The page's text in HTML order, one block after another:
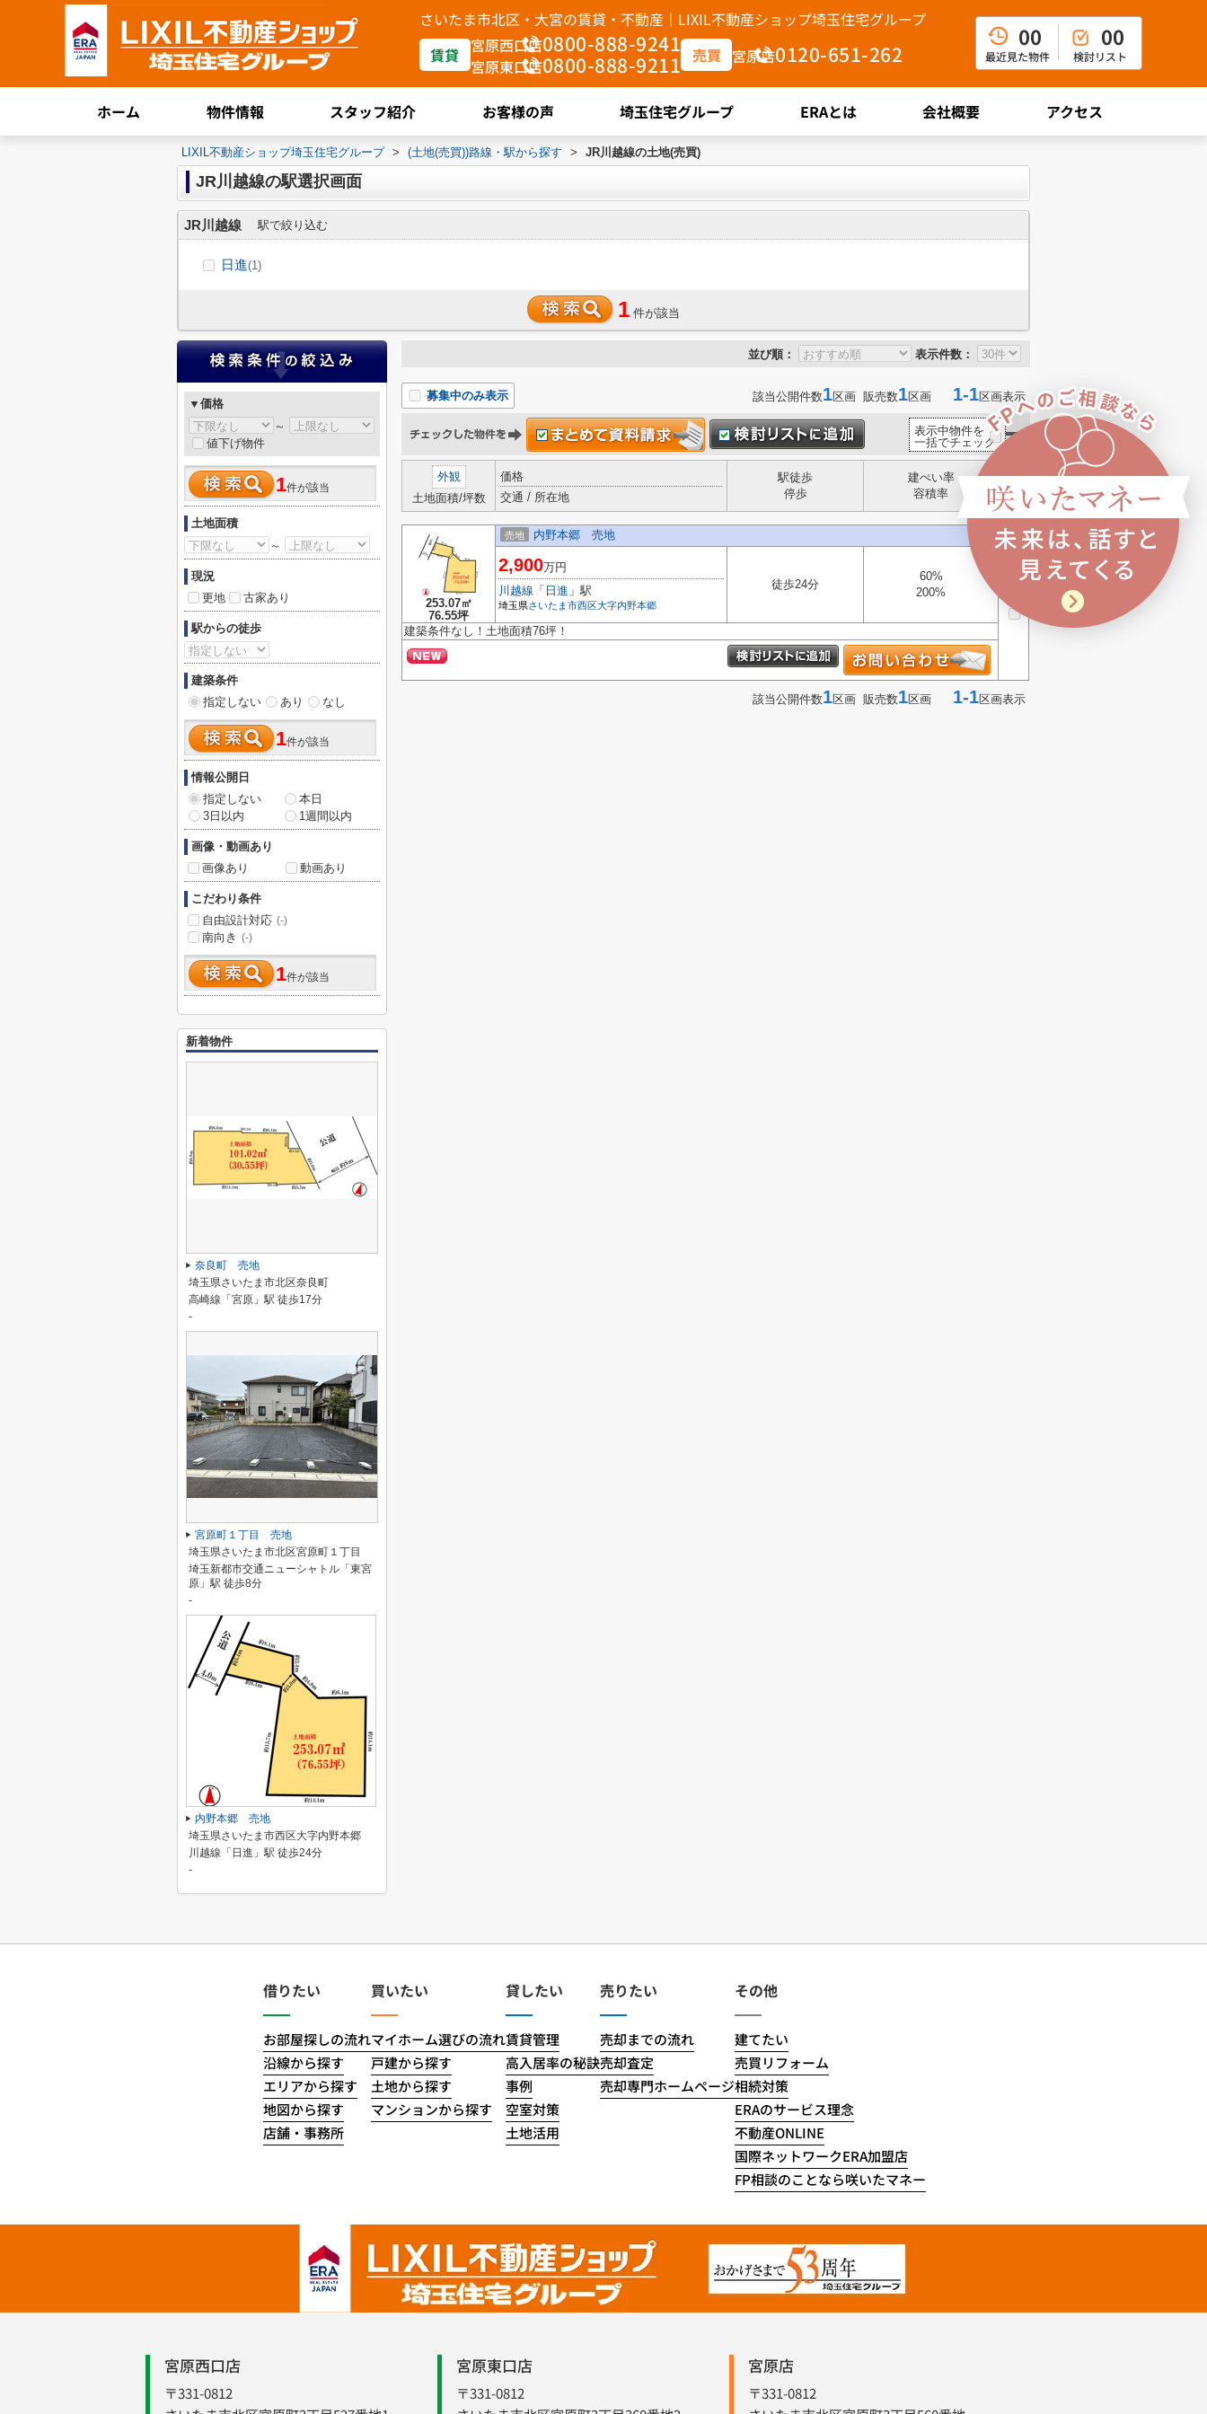
さいたま市北区・大宮の賃貸・不動産｜LIXIL不動産ショップ埼玉住宅グループ
賃貸 宮原西口店0800-888-9241
宮原東口店0800-888-9211 売買 宮原店0120-651-262
00
最近見た物件
00
検討リスト
ホーム 物件情報 スタッフ紹介 お客様の声 埼玉住宅グループ ERAとは 会社概要 アクセス
LIXIL不動産ショップ埼玉住宅グループ > (土地(売買))路線・駅から探す > JR川越線の土地(売買)
JR川越線の駅選択画面
JR川越線 駅で絞り込む
日進(1)
1 件が該当
並び順： 表示件数：
募集中のみ表示 該当公開件数1区画 販売数1区画 1-1区画表示
表示中物件を
一括でチェック
外観
土地面積/坪数
価格
交通 / 所在地
駅徒歩
停歩
建ぺい率
容積率
253.07㎡
76.55坪
売地 内野本郷 売地
2,900万円
川越線 「 日進 」駅
埼玉県さいたま市西区大字内野本郷
徒歩24分
60%
200%
建築条件なし！土地面積76坪！
該当公開件数1区画 販売数1区画 1-1区画表示
▼価格
～
値下げ物件
1件が該当
土地面積
～
現況
更地
古家あり
駅からの徒歩
建築条件
指定しない
あり なし
1件が該当
情報公開日
指定しない
本日
3日以内
1週間以内
画像・動画あり
画像あり
動画あり
こだわり条件
自由設計対応 (-)
南向き (-)
1件が該当
新着物件
奈良町 売地
埼玉県さいたま市北区奈良町
高崎線「宮原」駅 徒歩17分
-
宮原町１丁目 売地
埼玉県さいたま市北区宮原町１丁目
埼玉新都市交通ニューシャトル「東宮
原」駅 徒歩8分
-
内野本郷 売地
埼玉県さいたま市西区大字内野本郷
川越線「日進」駅 徒歩24分
-
借りたい
お部屋探しの流れ
沿線から探す
エリアから探す
地図から探す
店舗・事務所
買いたい
マイホーム選びの流れ
戸建から探す
土地から探す
マンションから探す
貸したい
賃貸管理
高入居率の秘訣
事例
空室対策
土地活用
売りたい
売却までの流れ
売却査定
売却専門ホームページ
その他
建てたい
売買リフォーム
相続対策
ERAのサービス理念
不動産ONLINE
国際ネットワークERA加盟店
FP相談のことなら咲いたマネー
宮原西口店
〒331-0812
宮原東口店
〒331-0812
宮原店
〒331-0812